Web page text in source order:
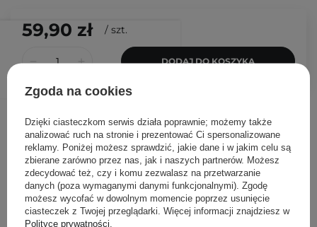
59,90 zł / szt.
DODAJ DO KOSZYKA
Inni klienci sprawdzali również
Zgoda na cookies
Dzięki ciasteczkom serwis działa poprawnie; możemy także
analizować ruch na stronie i prezentować Ci spersonalizowane
reklamy. Poniżej możesz sprawdzić, jakie dane i w jakim celu są
zbierane zarówno przez nas, jak i naszych partnerów. Możesz
zdecydować też, czy i komu zezwalasz na przetwarzanie
danych (poza wymaganymi danymi funkcjonalnymi). Zgodę
możesz wycofać w dowolnym momencie poprzez usunięcie
ciasteczek z Twojej przeglądarki. Więcej informacji znajdziesz w
Polityce prywatności